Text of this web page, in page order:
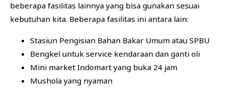
beberapa fasilitas lainnya yang bisa gunakan sesuai
kebutuhan kita. Beberapa fasilitas ini antara lain:
Stasiun Pengisian Bahan Bakar Umum atau SPBU
Bengkel untuk service kendaraan dan ganti oli
Mini market Indomart yang buka 24 jam
Mushola yang nyaman